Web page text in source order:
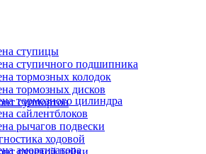
ступицы
ступичного подшипника
тормозных колодок
тормозных дисков
суппортов
тормозного цилиндра
сайлентблоков
рычагов подвески
ходовой
амортизатора